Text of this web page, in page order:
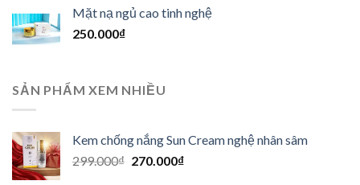
Mặt nạ ngủ cao tinh nghệ
250.000₫
SẢN PHẨM XEM NHIỀU
Kem chống nắng Sun Cream nghệ nhân sâm
299.000₫ Giá
270.000₫Giá